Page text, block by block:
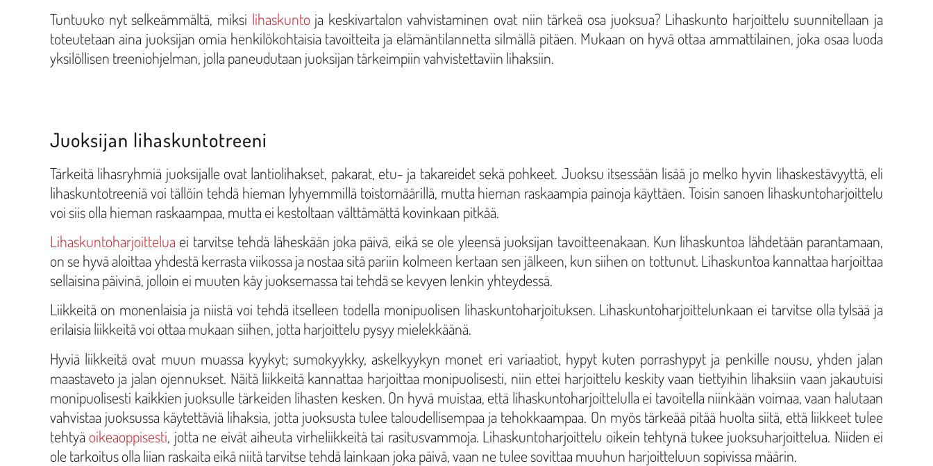
Tuntuuko nyt selkeämmältä, miksi lihaskuntoja keskivartalon vahvistaminen ovat niin tärkeä osa juoksua? Lihaskunto harjoittelu suunnitellaan ja
toteutetaan aina juoksijan omia henkilökohtaisia tavoitteita ja elämäntilannetta silmällä pitäen. Mukaan on hyvä ottaa ammattilainen, joka osaa luoda
yksilöllisen treeniohjelman, jolla paneudutaan juoksijan tärkeimpiin vahvistettaviin lihaksiin.
Juoksijan lihaskuntotreeni
Tärkeitä lihasryhmiä juoksijalle ovat lantiolihakset, pakarat, etu- ja takareidet sekä pohkeet. Juoksu itsessään lisää jo melko hyvin lihaskestävyyttä, eli
lihaskuntotreeniä voi tällöin tehdä hieman lyhyemmillä toistomäärillä, mutta hieman raskaampia painoja käyttäen. Toisin sanoen lihaskuntoharjoittelu
voi siis olla hieman raskaampaa, mutta ei kestoltaan välttämättä kovinkaan pitkää.
Lihaskuntoharjoittelua ei tarvitse tehdä läheskään joka päivä, eikä se ole yleensä juoksijan tavoitteenakaan. Kun lihaskuntoa lähdetään parantamaan,
on se hyvä aloittaa yhdestä kerrasta viikossa ja nostaa sitä pariin kolmeen kertaan sen jälkeen, kun siihen on tottunut. Lihaskuntoa kannattaa harjoittaa
sellaisina päivinä, jolloin ei muuten käy juoksemassa tai tehdä se kevyen lenkin yhteydessä.
Liikkeitä on monenlaisia ja niistä voi tehdä itselleen todella monipuolisen lihaskuntoharjoituksen. Lihaskuntoharjoittelunkaan ei tarvitse olla tylsää ja
erilaisia liikkeitä voi ottaa mukaan siihen, jotta harjoittelu pysyy mielekkäänä.
Hyviä liikkeitä ovat muun muassa kyykyt; sumokyykky, askelkyykyn monet eri variaatiot, hypyt kuten porrashypyt ja penkille nousu, yhden jalan
maastaveto ja jalan ojennukset. Näitä liikkeitä kannattaa harjoittaa monipuolisesti, niin ettei harjoittelu keskity vaan tiettyihin lihaksiin vaan jakautuisi
monipuolisesti kaikkien juoksulle tärkeiden lihasten kesken. On hyvä muistaa, että lihaskuntoharjoittelulla ei tavoitella niinkään voimaa, vaan halutaan
vahvistaa juoksussa käytettäviä lihaksia, jotta juoksusta tulee taloudellisempaa ja tehokkaampaa. On myös tärkeää pitää huolta siitä, että liikkeet tulee
tehtyä oikeaoppisesti, jotta ne eivät aiheuta virheliikkeitä tai rasitusvammoja. Lihaskuntoharjoittelu oikein tehtynä tukee juoksuharjoittelua. Niiden ei
ole tarkoitus olla liian raskaita eikä niitä tarvitse tehdä lainkaan joka päivä, vaan ne tulee sovittaa muuhun harjoitteluun sopivissa määrin.